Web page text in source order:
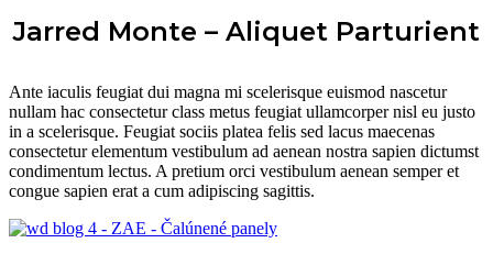
Jarred Monte – Aliquet Parturient
Ante iaculis feugiat dui magna mi scelerisque euismod nascetur
nullam hac consectetur class metus feugiat ullamcorper nisl eu justo
in a scelerisque. Feugiat sociis platea felis sed lacus maecenas
consectetur elementum vestibulum ad aenean nostra sapien dictumst
condimentum lectus. A pretium orci vestibulum aenean semper et
congue sapien erat a cum adipiscing sagittis.